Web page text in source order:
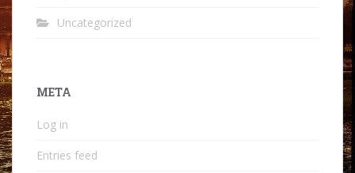
Uncategorized
META
Log in
Entries feed